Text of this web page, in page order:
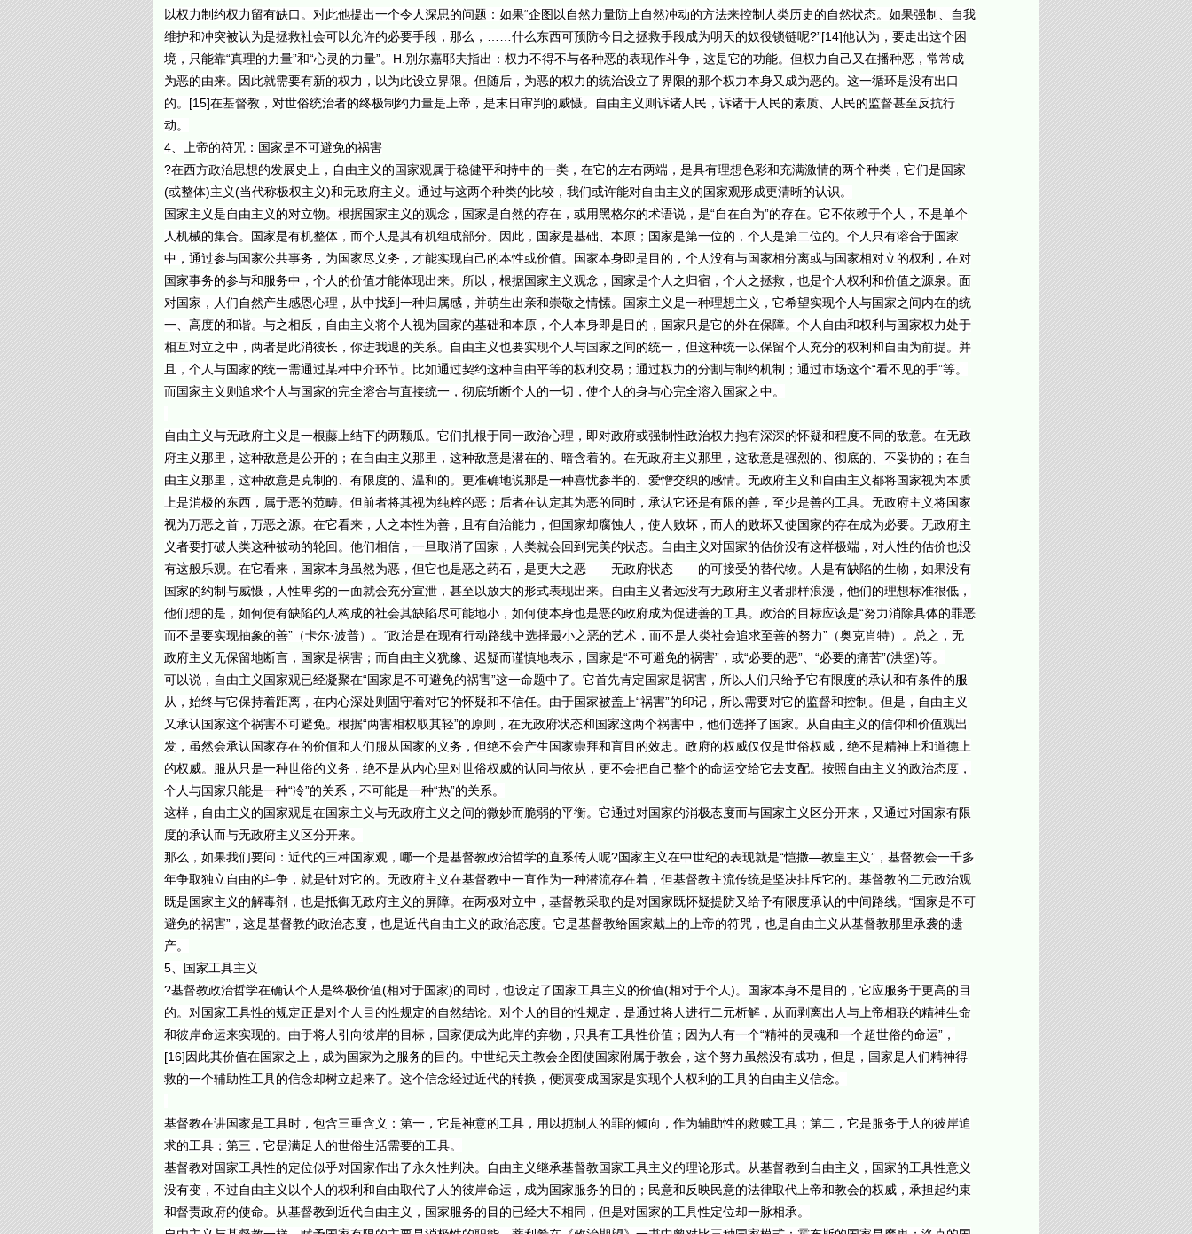
以权力制约权力留有缺口。对此他提出一个令人深思的问题：如果“企图以自然力量防止自然冲动的方法来控制人类历史的自然状态。如果强制、自我
维护和冲突被认为是拯救社会可以允许的必要手段，那么，……什么东西可预防今日之拯救手段成为明天的奴役锁链呢?”[14]他认为，要走出这个困
境，只能靠“真理的力量”和“心灵的力量”。H.别尔嘉耶夫指出：权力不得不与各种恶的表现作斗争，这是它的功能。但权力自己又在播种恶，常常成
为恶的由来。因此就需要有新的权力，以为此设立界限。但随后，为恶的权力的统治设立了界限的那个权力本身又成为恶的。这一循环是没有出口
的。[15]在基督教，对世俗统治者的终极制约力量是上帝，是末日审判的威慑。自由主义则诉诸人民，诉诸于人民的素质、人民的监督甚至反抗行
动。
4、上帝的符咒：国家是不可避免的祸害
?在西方政治思想的发展史上，自由主义的国家观属于稳健平和持中的一类，在它的左右两端，是具有理想色彩和充满激情的两个种类，它们是国家
(或整体)主义(当代称极权主义)和无政府主义。通过与这两个种类的比较，我们或许能对自由主义的国家观形成更清晰的认识。
国家主义是自由主义的对立物。根据国家主义的观念，国家是自然的存在，或用黑格尔的术语说，是“自在自为”的存在。它不依赖于个人，不是单个
人机械的集合。国家是有机整体，而个人是其有机组成部分。因此，国家是基础、本原；国家是第一位的，个人是第二位的。个人只有溶合于国家
中，通过参与国家公共事务，为国家尽义务，才能实现自己的本性或价值。国家本身即是目的，个人没有与国家相分离或与国家相对立的权利，在对
国家事务的参与和服务中，个人的价值才能体现出来。所以，根据国家主义观念，国家是个人之归宿，个人之拯救，也是个人权利和价值之源泉。面
对国家，人们自然产生感恩心理，从中找到一种归属感，并萌生出亲和崇敬之情愫。国家主义是一种理想主义，它希望实现个人与国家之间内在的统
一、高度的和谐。与之相反，自由主义将个人视为国家的基础和本原，个人本身即是目的，国家只是它的外在保障。个人自由和权利与国家权力处于
相互对立之中，两者是此消彼长，你进我退的关系。自由主义也要实现个人与国家之间的统一，但这种统一以保留个人充分的权利和自由为前提。并
且，个人与国家的统一需通过某种中介环节。比如通过契约这种自由平等的权利交易；通过权力的分割与制约机制；通过市场这个“看不见的手”等。
而国家主义则追求个人与国家的完全溶合与直接统一，彻底斩断个人的一切，使个人的身与心完全溶入国家之中。
自由主义与无政府主义是一根藤上结下的两颗瓜。它们扎根于同一政治心理，即对政府或强制性政治权力抱有深深的怀疑和程度不同的敌意。在无政
府主义那里，这种敌意是公开的；在自由主义那里，这种敌意是潜在的、暗含着的。在无政府主义那里，这敌意是强烈的、彻底的、不妥协的；在自
由主义那里，这种敌意是克制的、有限度的、温和的。更准确地说那是一种喜忧参半的、爱憎交织的感情。无政府主义和自由主义都将国家视为本质
上是消极的东西，属于恶的范畴。但前者将其视为纯粹的恶；后者在认定其为恶的同时，承认它还是有限的善，至少是善的工具。无政府主义将国家
视为万恶之首，万恶之源。在它看来，人之本性为善，且有自治能力，但国家却腐蚀人，使人败坏，而人的败坏又使国家的存在成为必要。无政府主
义者要打破人类这种被动的轮回。他们相信，一旦取消了国家，人类就会回到完美的状态。自由主义对国家的估价没有这样极端，对人性的估价也没
有这般乐观。在它看来，国家本身虽然为恶，但它也是恶之药石，是更大之恶——无政府状态——的可接受的替代物。人是有缺陷的生物，如果没有
国家的约制与威慑，人性卑劣的一面就会充分宣泄，甚至以放大的形式表现出来。自由主义者远没有无政府主义者那样浪漫，他们的理想标准很低，
他们想的是，如何使有缺陷的人构成的社会其缺陷尽可能地小，如何使本身也是恶的政府成为促进善的工具。政治的目标应该是“努力消除具体的罪恶
而不是要实现抽象的善”（卡尔·波普）。“政治是在现有行动路线中选择最小之恶的艺术，而不是人类社会追求至善的努力”（奥克肖特）。总之，无
政府主义无保留地断言，国家是祸害；而自由主义犹豫、迟疑而谨慎地表示，国家是“不可避免的祸害”，或“必要的恶”、“必要的痛苦”(洪堡)等。
可以说，自由主义国家观已经凝聚在“国家是不可避免的祸害”这一命题中了。它首先肯定国家是祸害，所以人们只给予它有限度的承认和有条件的服
从，始终与它保持着距离，在内心深处则固守着对它的怀疑和不信任。由于国家被盖上“祸害”的印记，所以需要对它的监督和控制。但是，自由主义
又承认国家这个祸害不可避免。根据“两害相权取其轻”的原则，在无政府状态和国家这两个祸害中，他们选择了国家。从自由主义的信仰和价值观出
发，虽然会承认国家存在的价值和人们服从国家的义务，但绝不会产生国家崇拜和盲目的效忠。政府的权威仅仅是世俗权威，绝不是精神上和道德上
的权威。服从只是一种世俗的义务，绝不是从内心里对世俗权威的认同与依从，更不会把自己整个的命运交给它去支配。按照自由主义的政治态度，
个人与国家只能是一种“冷”的关系，不可能是一种“热”的关系。
这样，自由主义的国家观是在国家主义与无政府主义之间的微妙而脆弱的平衡。它通过对国家的消极态度而与国家主义区分开来，又通过对国家有限
度的承认而与无政府主义区分开来。
那么，如果我们要问：近代的三种国家观，哪一个是基督教政治哲学的直系传人呢?国家主义在中世纪的表现就是“恺撒—教皇主义”，基督教会一千多
年争取独立自由的斗争，就是针对它的。无政府主义在基督教中一直作为一种潜流存在着，但基督教主流传统是坚决排斥它的。基督教的二元政治观
既是国家主义的解毒剂，也是抵御无政府主义的屏障。在两极对立中，基督教采取的是对国家既怀疑提防又给予有限度承认的中间路线。“国家是不可
避免的祸害”，这是基督教的政治态度，也是近代自由主义的政治态度。它是基督教给国家戴上的上帝的符咒，也是自由主义从基督教那里承袭的遗
产。
5、国家工具主义
?基督教政治哲学在确认个人是终极价值(相对于国家)的同时，也设定了国家工具主义的价值(相对于个人)。国家本身不是目的，它应服务于更高的目
的。对国家工具性的规定正是对个人目的性规定的自然结论。对个人的目的性规定，是通过将人进行二元析解，从而剥离出人与上帝相联的精神生命
和彼岸命运来实现的。由于将人引向彼岸的目标，国家便成为此岸的弃物，只具有工具性价值；因为人有一个“精神的灵魂和一个超世俗的命运”，
[16]因此其价值在国家之上，成为国家为之服务的目的。中世纪天主教会企图使国家附属于教会，这个努力虽然没有成功，但是，国家是人们精神得
救的一个辅助性工具的信念却树立起来了。这个信念经过近代的转换，便演变成国家是实现个人权利的工具的自由主义信念。
基督教在讲国家是工具时，包含三重含义：第一，它是神意的工具，用以扼制人的罪的倾向，作为辅助性的救赎工具；第二，它是服务于人的彼岸追
求的工具；第三，它是满足人的世俗生活需要的工具。
基督教对国家工具性的定位似乎对国家作出了永久性判决。自由主义继承基督教国家工具主义的理论形式。从基督教到自由主义，国家的工具性意义
没有变，不过自由主义以个人的权利和自由取代了人的彼岸命运，成为国家服务的目的；民意和反映民意的法律取代上帝和教会的权威，承担起约束
和督责政府的使命。从基督教到近代自由主义，国家服务的目的已经大不相同，但是对国家的工具性定位却一脉相承。